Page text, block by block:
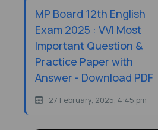
MP Board 12th English
Exam 2025 : VVI Most
Important Question &
Practice Paper with
Answer - Download PDF
27 February, 2025, 4:45 pm